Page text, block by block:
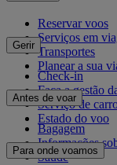
Reservar voos
Serviços em
Transportes
Planear a sua
Gerir
Check-in
Faça a gestão
Serviço de
Estado do voo
Antes de voar
Bagagem
Informações
Saúde
Para onde voamos